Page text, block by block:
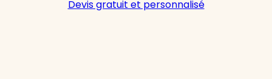
Devis gratuit et personnalisé